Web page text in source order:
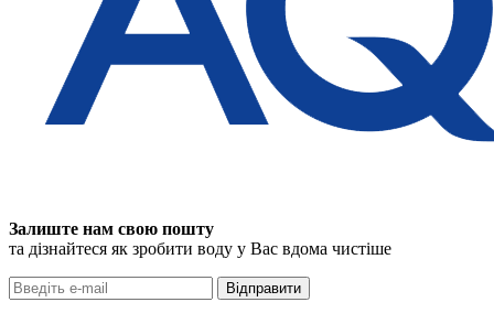
Залиште нам свою пошту
та дізнайтеся як зробити воду у Вас вдома чистіше
Відправити